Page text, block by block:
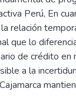
Perú, En
relación
que lo
de crédito en
a la